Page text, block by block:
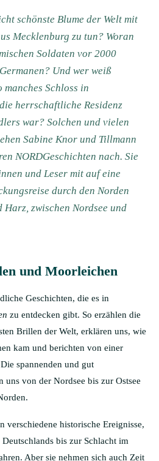
schönste Blume der Welt mit
Mecklenburg zu tun? Woran
Soldaten vor 2000
Und wer weiß
Schloss in
herrschaftliche Residenz
war? Solchen und vielen
Sabine Knor und Tillmann
NORDGeschichten nach. Sie
und Leser mit auf eine
durch den Norden
Harz, zwischen Nordsee und
und Moorleichen
Geschichten, die es in
zu entdecken gibt. So erzählen die
Brillen der Welt, erklären uns, wie
kam und berichten von einer
spannenden und gut
uns von der Nordsee bis zur Ostsee
verschiedene historische Ereignisse,
bis zur Schlacht im
Aber sie nehmen sich auch Zeit